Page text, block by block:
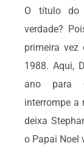
O título do
verdade?
primeira vez
1988. Aqui,
ano para
interrompe a
deixa
o Papai Noel